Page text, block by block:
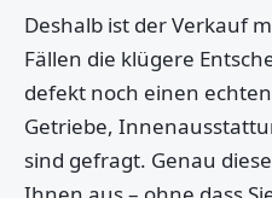
Deshalb ist der Verkauf
Fällen die klügere
defekt noch einen
Getriebe,
sind gefragt. Genau